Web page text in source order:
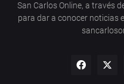
San Carlos Online, a través
para dar a conocer noticias